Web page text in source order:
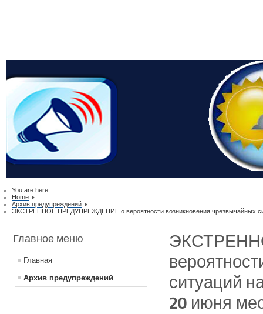
You are here:
Home
Архив предупреждений
ЭКСТРЕННОЕ ПРЕДУПРЕЖДЕНИЕ о вероятности возникновения чрезвычайных
Главное меню
Главная
Архив предупреждений
ситуаций
20 июня